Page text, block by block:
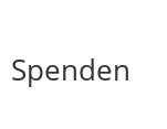
Spenden